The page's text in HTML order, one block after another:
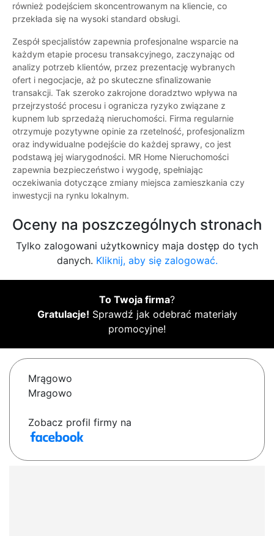
również podejściem skoncentrowanym na kliencie, co
przekłada się na wysoki standard obsługi.
Zespół specjalistów zapewnia profesjonalne wsparcie na
każdym etapie procesu transakcyjnego, zaczynając od
analizy potrzeb klientów, przez prezentację wybranych
ofert i negocjacje, aż po skuteczne sfinalizowanie
transakcji. Tak szeroko zakrojone doradztwo wpływa na
przejrzystość procesu i ogranicza ryzyko związane z
kupnem lub sprzedażą nieruchomości. Firma regularnie
otrzymuje pozytywne opinie za rzetelność, profesjonalizm
oraz indywidualne podejście do każdej sprawy, co jest
podstawą jej wiarygodności. MR Home Nieruchomości
zapewnia bezpieczeństwo i wygodę, spełniając
oczekiwania dotyczące zmiany miejsca zamieszkania czy
inwestycji na rynku lokalnym.
Oceny na poszczególnych stronach
Tylko zalogowani użytkownicy maja dostęp do tych
danych. Kliknij, aby się zalogować.
To Twoja firma?
Gratulacje! Sprawdź jak odebrać materiały
promocyjne!
Mrągowo
Mragowo
Zobacz profil firmy na